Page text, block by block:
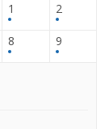
1 2
8 9